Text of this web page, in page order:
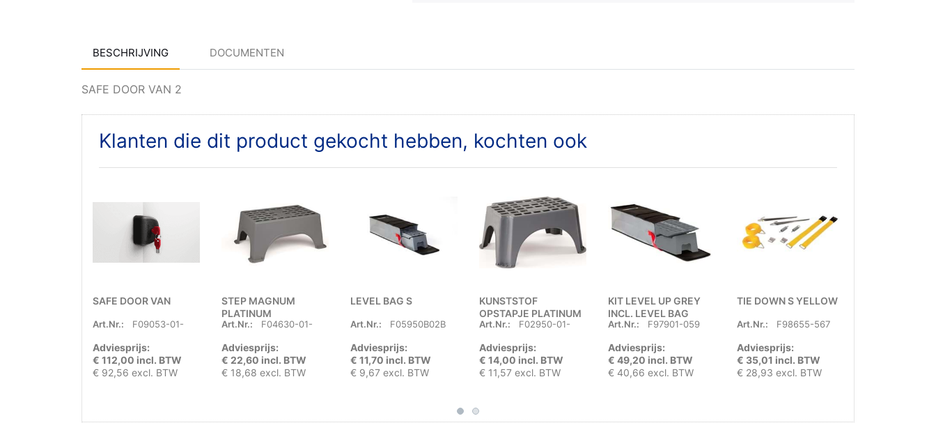
BESCHRIJVING DOCUMENTEN
SAFE DOOR VAN 2
Klanten die dit product gekocht hebben, kochten ook
SAFE DOOR VAN
Art.Nr.: F09053-01-
Adviesprijs:
€ 112,00 incl. BTW
€ 92,56 excl. BTW
STEP MAGNUM
PLATINUM
Art.Nr.: F04630-01-
Adviesprijs:
€ 22,60 incl. BTW
€ 18,68 excl. BTW
LEVEL BAG S
Art.Nr.: F05950B02B
Adviesprijs:
€ 11,70 incl. BTW
€ 9,67 excl. BTW
KUNSTSTOF
OPSTAPJE PLATINUM
Art.Nr.: F02950-01-
Adviesprijs:
€ 14,00 incl. BTW
€ 11,57 excl. BTW
KIT LEVEL UP GREY
INCL. LEVEL BAG
Art.Nr.: F97901-059
Adviesprijs:
€ 49,20 incl. BTW
€ 40,66 excl. BTW
TIE DOWN S YELLOW
Art.Nr.: F98655-567
Adviesprijs:
€ 35,01 incl. BTW
€ 28,93 excl. BTW